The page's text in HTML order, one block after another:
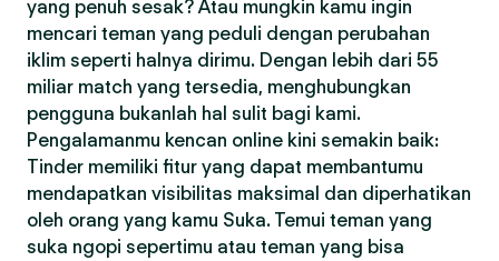
yang penuh sesak? Atau mungkin kamu ingin
mencari teman yang peduli dengan perubahan
iklim seperti halnya dirimu. Dengan lebih dari 55
miliar match yang tersedia, menghubungkan
pengguna bukanlah hal sulit bagi kami.
Pengalamanmu kencan online kini semakin baik:
Tinder memiliki fitur yang dapat membantumu
mendapatkan visibilitas maksimal dan diperhatikan
oleh orang yang kamu Suka. Temui teman yang
suka ngopi sepertimu atau teman yang bisa